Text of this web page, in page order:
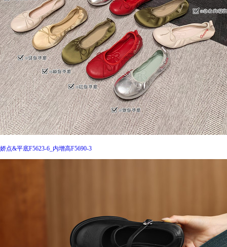
娇点&平底F5623-6_内增高F5690-3